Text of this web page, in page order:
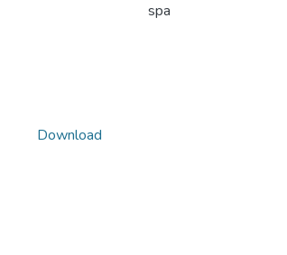
spa
Download